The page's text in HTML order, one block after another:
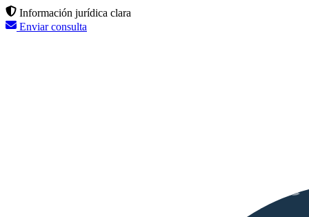
Información jurídica clara
Enviar consulta